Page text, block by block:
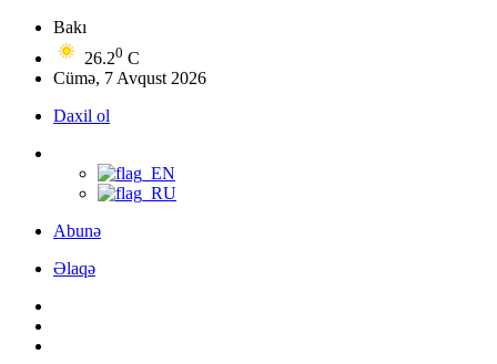
Bakı
26.20 C
Cümə, 7 Avqust 2026
Daxil ol
Abunə
Əlaqə